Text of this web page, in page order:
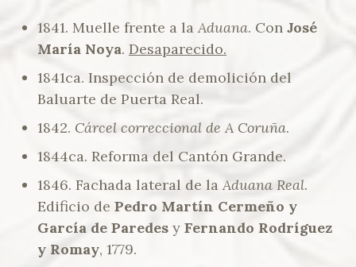
1841. Muelle frente a la Aduana. Con José
María Noya. Desaparecido.
1841ca. Inspección de demolición del
Baluarte de Puerta Real.
1842. Cárcel correccional de A Coruña.
1844ca. Reforma del Cantón Grande.
1846. Fachada lateral de laAduana Real.
Edificio de Pedro Martín Cermeño y
García de Paredes y Fernando Rodríguez
y Romay, 1779.